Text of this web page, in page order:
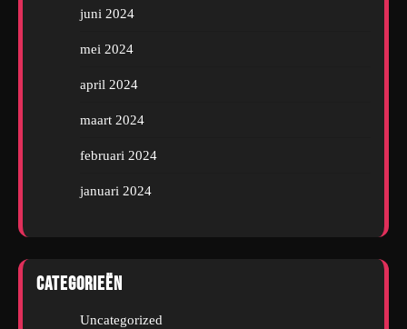
juni 2024
mei 2024
april 2024
maart 2024
februari 2024
januari 2024
Categorieën
Uncategorized